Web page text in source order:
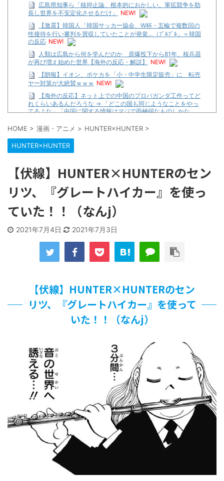
広島県知事ら「核抑止論、根本的におかしい。軍拡競争を助
長し世界を不安定化させるだけ」
NEW!
【激震】韓国人「韓国サッカー協会、W杯・五輪で複数回の
性接待を行い審判を買収していたことが発覚…（ﾌﾞﾙﾌﾞﾙ」＝韓国
の反応 NEW!
人類は広島から何を学んだのか 原爆投下から81年、核兵器
が再び増え始めた世界【海外の反応・解説】
NEW!
【朗報】イオン、ポケカを「小・中学生限定販売」に 転売
ヤー対策が大絶賛ｗｗｗ NEW!
【海外の反応】ネット上での中国のプロパガンダ工作ってど
れくらいあるんだろうな → 「どこの国も同じようなことをやっ
てるよな」「中国に関する情報はマジで両極端なものしかな
【遊戯王】いつ見ても覚醒だけ地属性との関連が意味不明だ
な…
…背が高い娘
な…
「洋画に日本版主題歌は必要か?」論争
【ギャルゲ】「千恋*万花」のアニメ化決定でKOTOKOが主
題歌歌うよ！
【R-18】真・女神転生 Road to the Transcendence【二次
創作】 第２０話
【画像】この女優さん、可愛すぎる
【遊戯王】いつ見ても覚醒だけ地属性との関連が意味不明だ
美少女図鑑AWARD2026グランプリ・榎本彩乃、グラビア披
露！透明感が凄い！！
【朗報】齋藤飛鳥、前屈みで完全に見えてる動画が拡散され
【画像】『プリズマ☆イリヤ』の新グッズ、流石に一線を越
北原ももさんの挑発!!!
【画像】顔100点、体30点の女ｗｗｗ
…背が高い娘
佐藤絢音ちゃん(11)が万バズ！！
「洋画に日本版主題歌は必要か?」論争
超能力が使えるようになったので限界まで極める事にした件
その２
北原ももさんの挑発!!!
【画像】『プリズマ☆イリヤ』の新グッズ、流石に一線を越
えてしまう
敵「ダンクーガは合体するまでが長過ぎてつまらない」←合
体する前から面白いんだよなぁ
HOME > 漫画・アニメ > HUNTER×HUNTER >
HUNTER×HUNTER
【伏線】HUNTER×HUNTERのセン
リツ、『グレートハイカー』を使っ
ていた！！（なんj）
2021年7月4日 2021年7月3日
【伏線】HUNTER×HUNTERのセン
リツ、『グレートハイカー』を使って
いた！！（なんj）